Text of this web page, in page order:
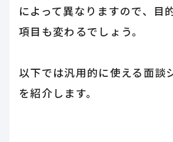
によって異なりますので、目
項目も変わるでしょう。
以下では汎用的に使える面談
を紹介します。